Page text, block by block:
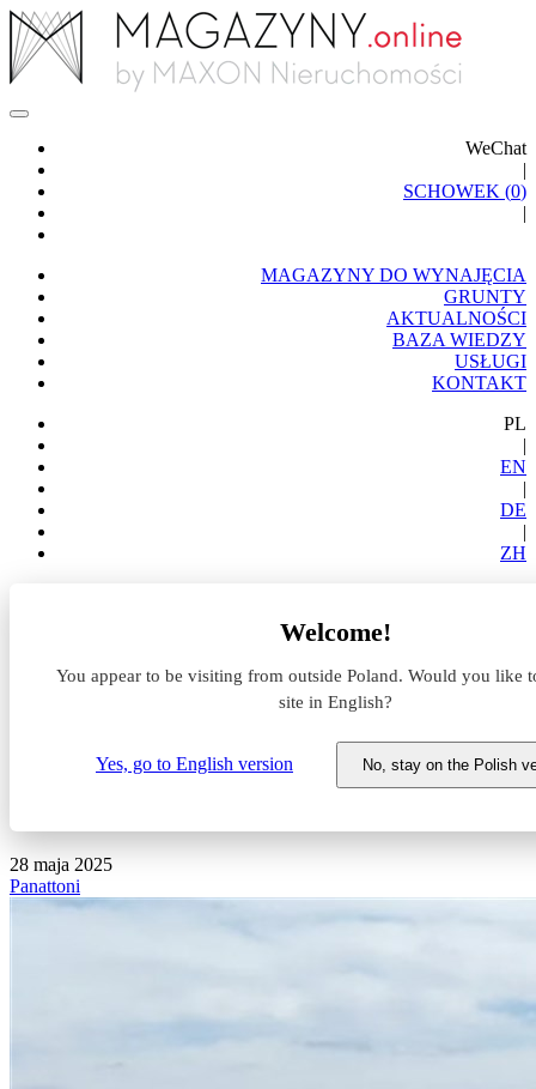
WeChat
|
SCHOWEK (0)
|
MAGAZYNY DO WYNAJĘCIA
GRUNTY
AKTUALNOŚCI
BAZA WIEDZY
USŁUGI
KONTAKT
PL
|
EN
|
DE
|
ZH
Welcome!
You appear to be visiting from outside Poland. Would you like
site in English?
Yes, go to English version No, stay on the Polish
Fabryka w Żarach gotowa. Panattoni ukończyło inwestycję
Fabryka w Żarach gotowa.
Panattoni ukończyło inwestycję
28 maja 2025
Panattoni